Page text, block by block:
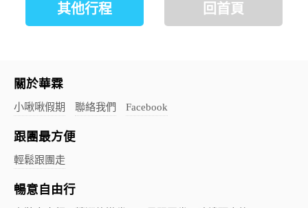
其他行程 回首頁
關於華霖
小啾啾假期 聯絡我們 Facebook
跟團最方便
輕鬆跟團走
暢意自由行